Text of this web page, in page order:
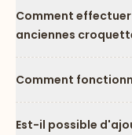
Comment
anciennes
Comment
Est-il possible